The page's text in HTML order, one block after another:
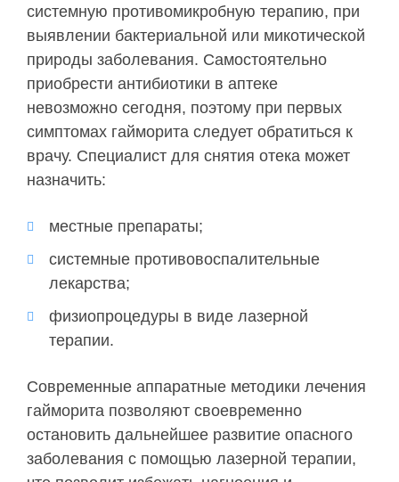
системную противомикробную терапию, при
выявлении бактериальной или микотической
природы заболевания. Самостоятельно
приобрести антибиотики в аптеке
невозможно сегодня, поэтому при первых
симптомах гайморита следует обратиться к
врачу. Специалист для снятия отека может
назначить:
местные препараты;
системные противовоспалительные
лекарства;
физиопроцедуры в виде лазерной
терапии.
Современные аппаратные методики лечения
гайморита позволяют своевременно
остановить дальнейшее развитие опасного
заболевания с помощью лазерной терапии,